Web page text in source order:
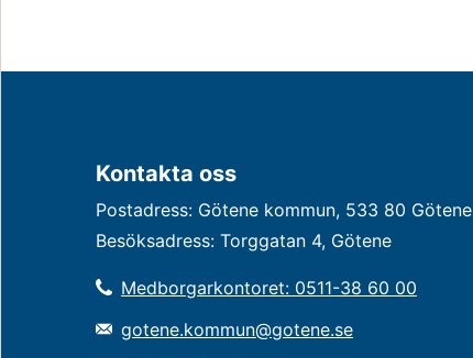
Kontakta oss
Postadress: Götene kommun, 533 80 Götene
Besöksadress: Torggatan 4, Götene
Medborgarkontoret: 0511-38 60 00
gotene.kommun@gotene.se